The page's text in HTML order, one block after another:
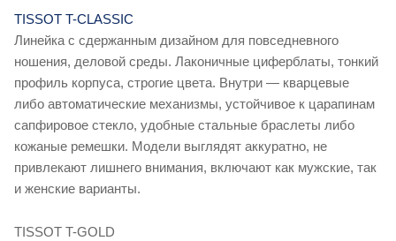
TISSOT T-CLASSIC
Линейка с сдержанным дизайном для повседневного
ношения, деловой среды. Лаконичные циферблаты, тонкий
профиль корпуса, строгие цвета. Внутри — кварцевые
либо автоматические механизмы, устойчивое к царапинам
сапфировое стекло, удобные стальные браслеты либо
кожаные ремешки. Модели выглядят аккуратно, не
привлекают лишнего внимания, включают как мужские, так
и женские варианты.
TISSOT T-GOLD